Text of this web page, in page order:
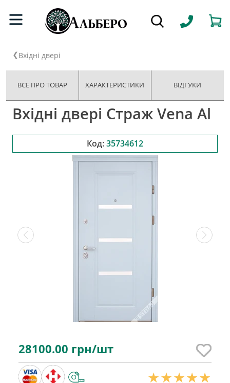
Вхідні двері
ВСЕ ПРО ТОВАР ХАРАКТЕРИСТИКИ ВІДГУКИ
Вхідні двері Страж Vena Al
Код:35734612
28100.00 грн/шт